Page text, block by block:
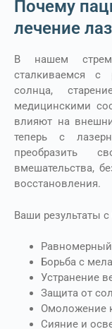
Почему
лечение
В нашем
сталкиваемся с
солнца,
медицинскими
влияют на
теперь с
преобразить
вмешательства,
восстановления.
Ваши результаты с
Борьба с
Устранение
Защита от
Омоложение
Сияние и